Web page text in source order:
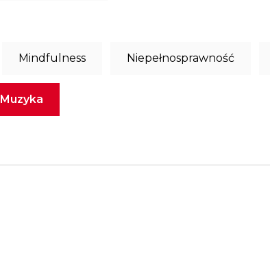
Mindfulness Niepełnosprawność
Muzyka